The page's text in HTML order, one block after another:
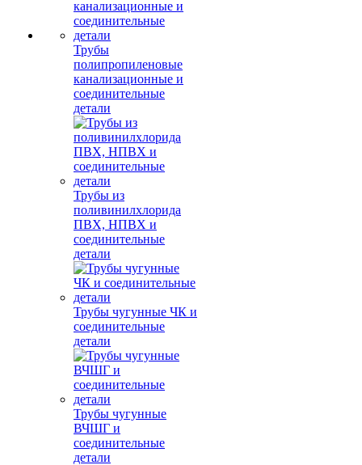
Трубы
полипропиленовые
канализационные и
соединительные
детали
Трубы из
поливинилхлорида
ПВХ, НПВХ и
соединительные
детали
Трубы чугунные ЧК и
соединительные
детали
Трубы чугунные
ВЧШГ и
соединительные
детали